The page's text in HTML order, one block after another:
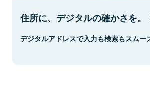
住所に、デジタルの確かさを。
デジタルアドレスで入力も検索もスムー